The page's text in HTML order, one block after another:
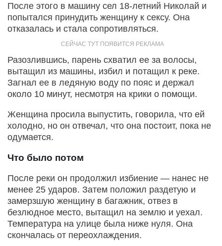
После этого в машину сел 18-летний Николай и
попытался принудить женщину к сексу. Она
отказалась и стала сопротивляться.
Разозлившись, парень схватил ее за волосы,
вытащил из машины, избил и потащил к реке.
Загнал ее в ледяную воду по пояс и держал
около 10 минут, несмотря на крики о помощи.
Женщина просила выпустить, говорила, что ей
холодно, но он отвечал, что она постоит, пока не
одумается.
Что было потом
После реки он продолжил избиение — нанес не
менее 25 ударов. Затем положил раздетую и
замерзшую женщину в багажник, отвез в
безлюдное место, вытащил на землю и уехал.
Температура на улице была ниже нуля. Она
скончалась от переохлаждения.